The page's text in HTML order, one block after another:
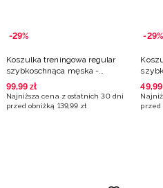
-29%
Koszulka treningowa regular
szybkoschnąca męska -
niebieska
99,99 zł
Najniższa cena z ostatnich 30 dni
przed obniżką 139,99 zł
-29%
49,99
przed